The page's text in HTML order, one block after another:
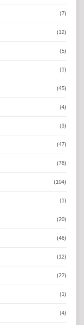
(7)
(12)
(5)
(1)
(45)
(4)
(3)
(47)
(78)
(104)
(1)
(20)
(46)
(12)
(22)
(1)
(4)